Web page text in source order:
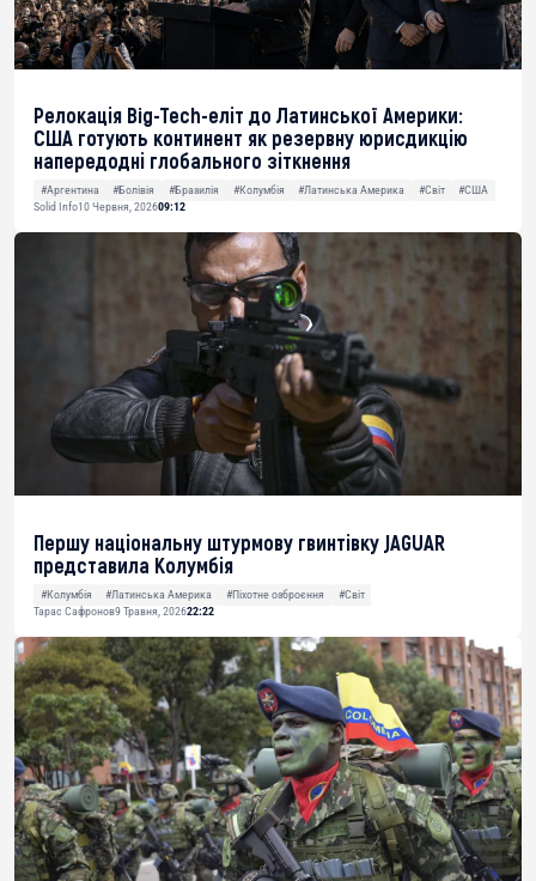
Релокація Big-Tech-еліт до Латинської Америки:
США готують континент як резервну юрисдикцію
напередодні глобального зіткнення
#Аргентина #Болівія #Бразилія #Колумбія #Латинська Америка #Світ
#США
Solid Info10 Червня, 202609:12
Першу національну штурмову гвинтівку JAGUAR
представила Колумбія
#Колумбія #Латинська Америка #Піхотне озброєння
#Світ
Тарас Сафронов9 Травня, 202622:22